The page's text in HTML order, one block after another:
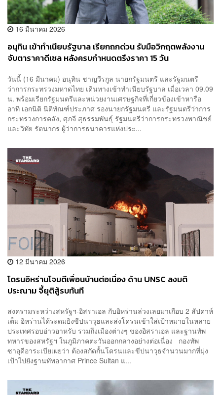
16 มีนาคม 2026
อนุทิน เข้าทำเนียบรัฐบาล เรียกถกด่วน รับมือวิกฤตพลังงาน
จับตาราคาดีเซล หลังครบกำหนดตรึงราคา 15 วัน
วันนี้ (16 มีนาคม) อนุทิน ชาญวีรกูล นายกรัฐมนตรี และรัฐมนตรี
ว่าการกระทรวงมหาดไทย เดินทางเข้าทำเนียบรัฐบาล เมื่อเวลา 09.09
น. พร้อมเรียกรัฐมนตรีและหน่วยงานเศรษฐกิจที่เกี่ยวข้องเข้าหารือ
อาทิ เอกนิติ นิติทัณฑ์ประภาศ รองนายกรัฐมนตรี และรัฐมนตรีว่าการ
กระทรวงการคลัง, ศุภจี สุธรรมพันธุ์ รัฐมนตรีว่าการกระทรวงพาณิชย์
และวิทัย รัตนากร ผู้ว่าการธนาคารแห่งประ...
12 มีนาคม 2026
โดรนอิหร่านโจมตีเพื่อนบ้านต่อเนื่อง ด้าน UNSC ลงมติ
ประณาม จี้ยุติสู้รบทันที
สงครามระหว่างสหรัฐฯ-อิสราเอล กับอิหร่านล่วงเลยมาเกือบ 2 สัปดาห์
เต็ม อิหร่านได้ระดมยิงขีปนาวุธและส่งโดรนเข้าใส่เป้าหมายในหลาย
ประเทศรอบอ่าวอาหรับ รวมถึงเมืองต่างๆ ของอิสราเอล และฐานทัพ
ทหารของสหรัฐฯ ในภูมิภาคตะวันออกกลางอย่างต่อเนื่อง กองทัพ
ซาอุดีอาระเบียเผยว่า ต้องสกัดกั้นโดรนและขีปนาวุธจำนวนมากที่มุ่ง
เป้าไปยังฐานทัพอากาศ Prince Sultan แ...